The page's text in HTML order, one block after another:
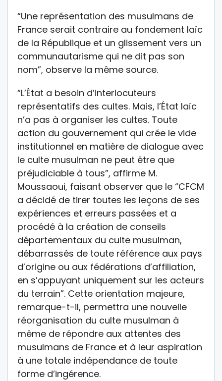
“Une représentation des musulmans de
France serait contraire au fondement laïc
de la République et un glissement vers un
communautarisme qui ne dit pas son
nom”, observe la même source.
“L’État a besoin d’interlocuteurs
représentatifs des cultes. Mais, l’État laïc
n’a pas à organiser les cultes. Toute
action du gouvernement qui crée le vide
institutionnel en matière de dialogue avec
le culte musulman ne peut être que
préjudiciable à tous”, affirme M.
Moussaoui, faisant observer que le “CFCM
a décidé de tirer toutes les leçons de ses
expériences et erreurs passées et a
procédé à la création de conseils
départementaux du culte musulman,
débarrassés de toute référence aux pays
d’origine ou aux fédérations d’affiliation,
en s’appuyant uniquement sur les acteurs
du terrain”. Cette orientation majeure,
remarque-t-il, permettra une nouvelle
réorganisation du culte musulman à
même de répondre aux attentes des
musulmans de France et à leur aspiration
à une totale indépendance de toute
forme d’ingérence.